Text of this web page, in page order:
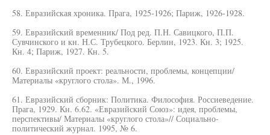
58. Евразийская хроника. Прага, 1925-1926; Париж, 1926-1928.
59. Евразийский временник/ Под ред. П.Н. Савицкого, П.П.
Сувчинского и кн. Н.С. Трубецкого. Берлин, 1923. Кн. 3; 1925.
Кн. 4; Париж, 1927. Кн. 5.
60. Евразийский проект: реальности, проблемы, концепции/
Материалы «круглого стола». М., 1996.
61. Евразийский сборник: Политика. Философия. Россиеведение.
Прага, 1929. Кн. 6.62. «Евразийский Союз»: идея, проблемы,
перспективы/ Материалы «круглого стола»// Социально-
политический журнал. 1995, № 6.